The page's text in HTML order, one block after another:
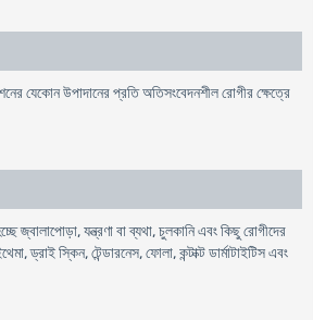
যেকোন উপাদানের প্রতি অতিসংবেদনশীল রোগীর ক্ষেত্রে
জ্বালাপোড়া, যন্ত্রণা বা ব্যথা, চুলকানি এবং কিছু রোগীদের
ড্রাই স্কিন, টেন্ডারনেস, ফোলা, কন্টাক্ট ডার্মাটাইটিস এবং